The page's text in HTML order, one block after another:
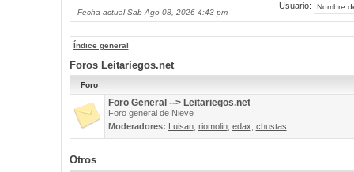
Fecha actual Sab Ago 08, 2026 4:43 pm
Usuario:
Índice general
Foros Leitariegos.net
Foro
Foro General --> Leitariegos.net
Foro general de Nieve
Moderadores: Luisan, riomolin, edax chustas
Otros